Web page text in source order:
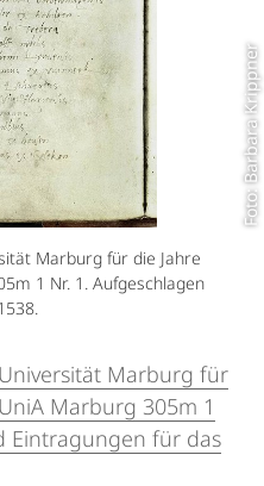
Foto: Barbara Krippner
Marburg für die Jahre
1 Nr. 1. Aufgeschlagen
Marburg für
Marburg 305m 1
Eintragungen für das